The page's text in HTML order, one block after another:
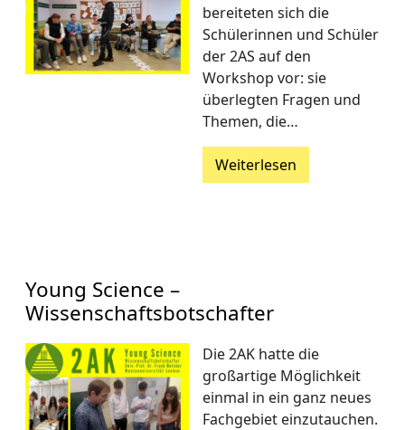
bereiteten sich die
Schülerinnen und Schüler
der 2AS auf den
Workshop vor: sie
überlegten Fragen und
Themen, die…
Weiterlesen
Young Science –
Wissenschaftsbotschafter
Die 2AK hatte die
großartige Möglichkeit
einmal in ein ganz neues
Fachgebiet einzutauchen.